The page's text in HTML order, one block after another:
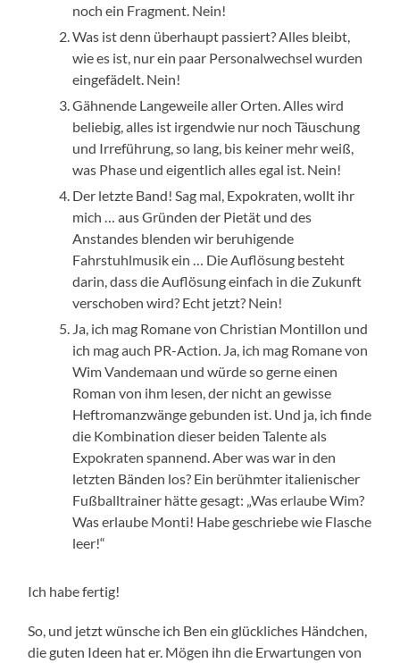
noch ein Fragment. Nein!
Was ist denn überhaupt passiert? Alles bleibt,
wie es ist, nur ein paar Personalwechsel wurden
eingefädelt. Nein!
Gähnende Langeweile aller Orten. Alles wird
beliebig, alles ist irgendwie nur noch Täuschung
und Irreführung, so lang, bis keiner mehr weiß,
was Phase und eigentlich alles egal ist. Nein!
Der letzte Band! Sag mal, Expokraten, wollt ihr
mich … aus Gründen der Pietät und des
Anstandes blenden wir beruhigende
Fahrstuhlmusik ein … Die Auflösung besteht
darin, dass die Auflösung einfach in die Zukunft
verschoben wird? Echt jetzt? Nein!
Ja, ich mag Romane von Christian Montillon und
ich mag auch PR-Action. Ja, ich mag Romane von
Wim Vandemaan und würde so gerne einen
Roman von ihm lesen, der nicht an gewisse
Heftromanzwänge gebunden ist. Und ja, ich finde
die Kombination dieser beiden Talente als
Expokraten spannend. Aber was war in den
letzten Bänden los? Ein berühmter italienischer
Fußballtrainer hätte gesagt: „Was erlaube Wim?
Was erlaube Monti! Habe geschriebe wie Flasche
leer!“
Ich habe fertig!
So, und jetzt wünsche ich Ben ein glückliches Händchen,
die guten Ideen hat er. Mögen ihn die Erwartungen von